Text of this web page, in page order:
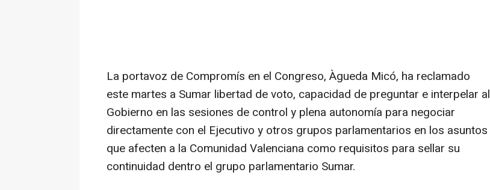
La portavoz de Compromís en el Congreso, Àgueda Micó, ha reclamado
este martes a Sumar libertad de voto, capacidad de preguntar e interpelar al
Gobierno en las sesiones de control y plena autonomía para negociar
directamente con el Ejecutivo y otros grupos parlamentarios en los asuntos
que afecten a la Comunidad Valenciana como requisitos para sellar su
continuidad dentro el grupo parlamentario Sumar.